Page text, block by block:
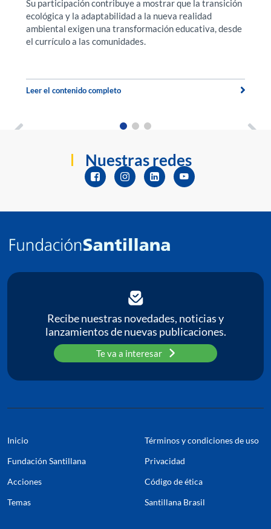
Su participación contribuye a mostrar que la transición
ecológica y la adaptabilidad a la nueva realidad
ambiental exigen una transformación educativa, desde
el currículo a las comunidades.
Leer el contenido completo
Nuestras redes
Recibe nuestras novedades, noticias y
lanzamientos de nuevas publicaciones.
Te va a interesar
Inicio
Fundación Santillana
Acciones
Temas
Términos y condiciones de uso
Privacidad
Código de ética
Santillana Brasil